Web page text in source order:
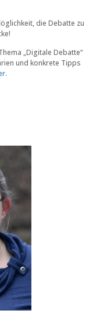
die Debatte zu
„Digitale Debatte“
und konkrete Tipps
.